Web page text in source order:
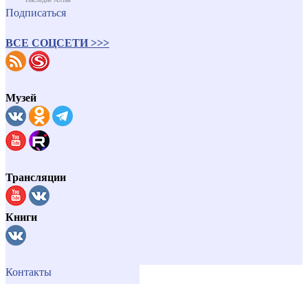
Подписаться
ВСЕ СОЦСЕТИ >>>
Музей
Трансляции
Книги
Контакты